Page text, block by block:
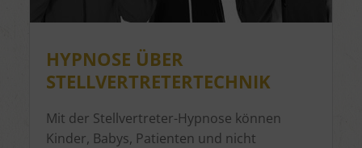
HYPNOSE ÜBER
STELLVERTRETERTECHNIK
Mit der Stellvertreter-Hypnose können
Kinder, Babys, Patienten und nicht